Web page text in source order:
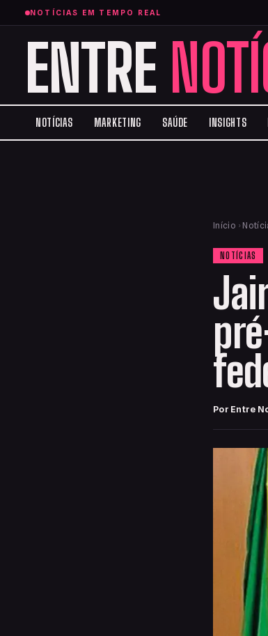
NOTÍCIAS EM TEMPO REAL
ENTRE
NOTÍCIAS MARKETING SAÚDE INSIGHTS
Início ›
NOTÍCIAS
Por Entre